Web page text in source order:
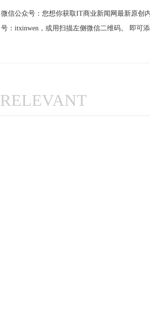
微信公众号：您想你获取IT商业新闻网最新原创
号：itxinwen，或用扫描左侧微信二维码。 即可
RELEVANT